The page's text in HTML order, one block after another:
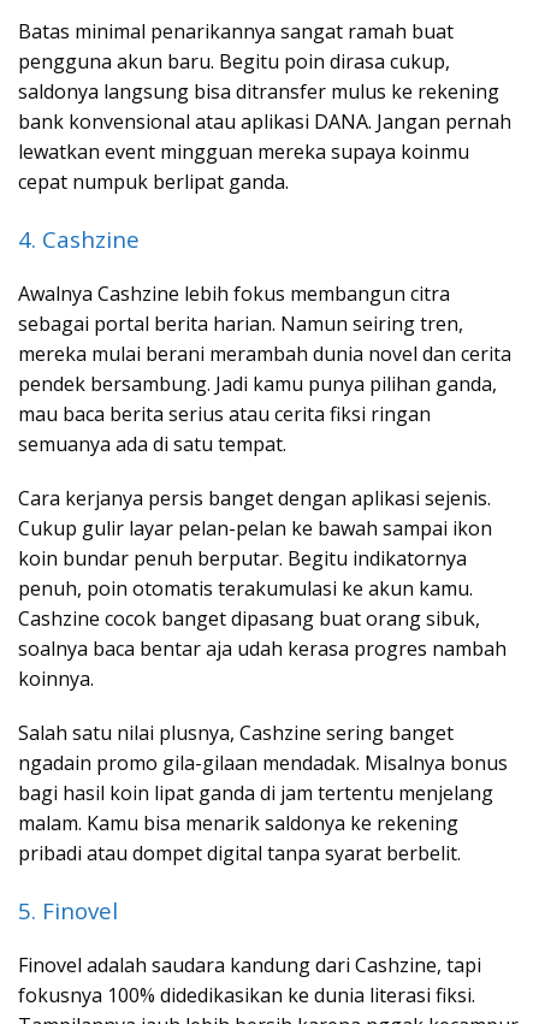
Batas minimal penarikannya sangat ramah buat
pengguna akun baru. Begitu poin dirasa cukup,
saldonya langsung bisa ditransfer mulus ke rekening
bank konvensional atau aplikasi DANA. Jangan pernah
lewatkan event mingguan mereka supaya koinmu
cepat numpuk berlipat ganda.
4. Cashzine
Awalnya Cashzine lebih fokus membangun citra
sebagai portal berita harian. Namun seiring tren,
mereka mulai berani merambah dunia novel dan cerita
pendek bersambung. Jadi kamu punya pilihan ganda,
mau baca berita serius atau cerita fiksi ringan
semuanya ada di satu tempat.
Cara kerjanya persis banget dengan aplikasi sejenis.
Cukup gulir layar pelan-pelan ke bawah sampai ikon
koin bundar penuh berputar. Begitu indikatornya
penuh, poin otomatis terakumulasi ke akun kamu.
Cashzine cocok banget dipasang buat orang sibuk,
soalnya baca bentar aja udah kerasa progres nambah
koinnya.
Salah satu nilai plusnya, Cashzine sering banget
ngadain promo gila-gilaan mendadak. Misalnya bonus
bagi hasil koin lipat ganda di jam tertentu menjelang
malam. Kamu bisa menarik saldonya ke rekening
pribadi atau dompet digital tanpa syarat berbelit.
5. Finovel
Finovel adalah saudara kandung dari Cashzine, tapi
fokusnya 100% didedikasikan ke dunia literasi fiksi.